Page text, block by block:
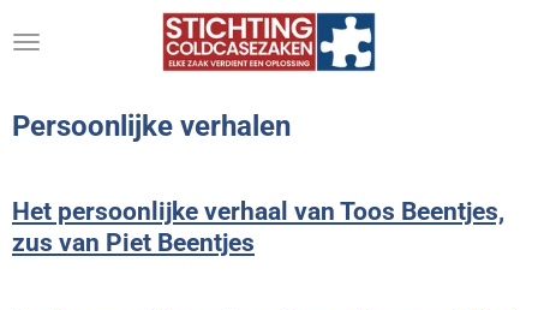
direct
de
hoofdinhoud
Persoonlijke verhalen
Het persoonlijke verhaal van Toos Beentjes,
zus van Piet Beentjes